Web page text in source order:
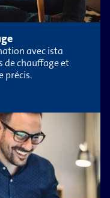
avec ista
chauffage et
précis.